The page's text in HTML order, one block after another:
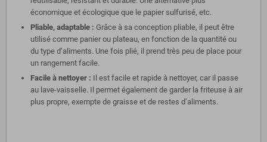
économique et écologique que le papier sulfurisé, etc.
Pliable, adaptable : Grâce à sa conception pliable, il peut être
utilisé comme panier ou plateau, en fonction de la quantité ou
du type d’aliments. Une fois plié, il prend très peu de place pour
un rangement facile.
Facile à nettoyer : Il est facile et rapide à nettoyer, car il passe
au lave-vaisselle. Il permet également de garder la friteuse à air
plus propre, exempte de graisse et de restes d’aliments.